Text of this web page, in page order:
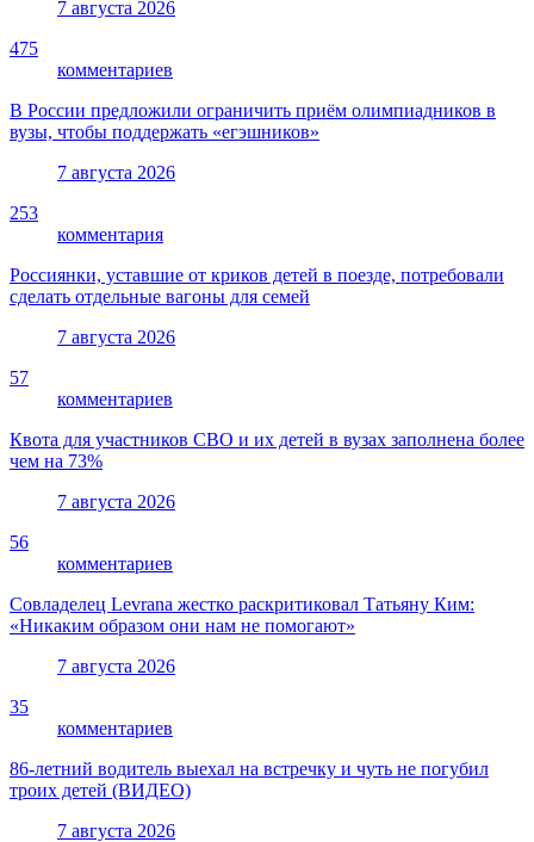
7 августа 2026
475
комментариев
В России предложили ограничить приём олимпиадников в
вузы, чтобы поддержать «егэшников»
7 августа 2026
253
комментария
Россиянки, уставшие от криков детей в поезде, потребовали
сделать отдельные вагоны для семей
7 августа 2026
57
комментариев
Квота для участников СВО и их детей в вузах заполнена более
чем на 73%
7 августа 2026
56
комментариев
Совладелец Levrana жестко раскритиковал Татьяну Ким:
«Никаким образом они нам не помогают»
7 августа 2026
35
комментариев
86-летний водитель выехал на встречку и чуть не погубил
троих детей (ВИДЕО)
7 августа 2026